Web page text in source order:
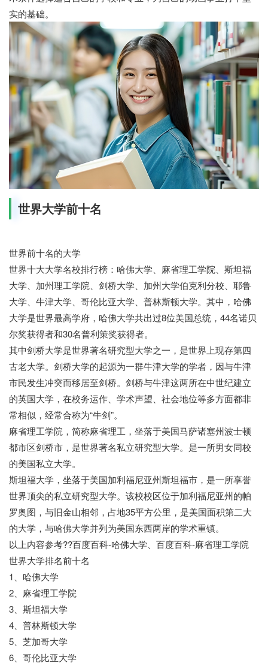
实的基础。
世界大学前十名
世界前十名的大学
世界十大大学名校排行榜：哈佛大学、麻省理工学院、斯坦福
大学、加州理工学院、剑桥大学、加州大学伯克利分校、耶鲁
大学、牛津大学、哥伦比亚大学、普林斯顿大学。其中，哈佛
大学是世界最高学府，哈佛大学共出过8位美国总统，44名诺贝
尔奖获得者和30名普利策奖获得者。
其中剑桥大学是世界著名研究型大学之一，是世界上现存第四
古老大学。剑桥大学的起源为一群牛津大学的学者，因与牛津
市民发生冲突而移居至剑桥。剑桥与牛津这两所在中世纪建立
的英国大学，在校务运作、学术声望、社会地位等多方面都非
常相似，经常合称为“牛剑”。
麻省理工学院，简称麻省理工，坐落于美国马萨诸塞州波士顿
都市区剑桥市，是世界著名私立研究型大学。是一所男女同校
的美国私立大学。
斯坦福大学，坐落于美国加利福尼亚州斯坦福市，是一所享誉
世界顶尖的私立研究型大学。该校校区位于加利福尼亚州的帕
罗奥图，与旧金山相邻，占地35平方公里，是美国面积第二大
的大学，与哈佛大学并列为美国东西两岸的学术重镇。
以上内容参考??百度百科-哈佛大学、百度百科-麻省理工学院
世界大学排名前十名
1、哈佛大学
2、麻省理工学院
3、斯坦福大学
4、普林斯顿大学
5、芝加哥大学
6、哥伦比亚大学